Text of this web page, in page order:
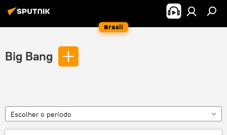
Brasil
Big Bang
Escolher o período